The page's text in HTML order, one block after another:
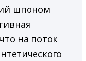
шпоном
на поток